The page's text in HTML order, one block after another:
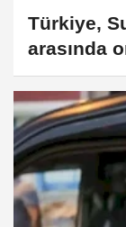
Türkiye,
arasında
imzalandı